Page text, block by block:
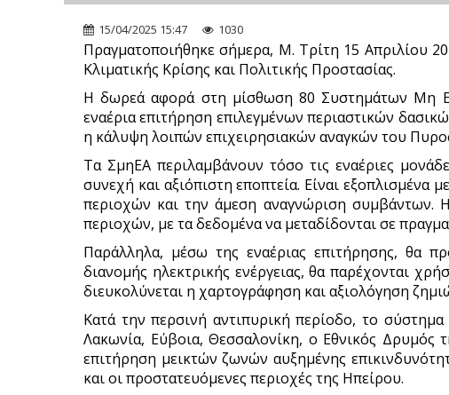
15/04/2025 15:47 1030
Πραγματοποιήθηκε σήμερα, Μ. Τρίτη 15 Απριλίου
Κλιματικής Κρίσης και Πολιτικής Προστασίας.
Η δωρεά αφορά στη μίσθωση 80 Συστημάτων Μη
εναέρια επιτήρηση επιλεγμένων περιαστικών
η κάλυψη λοιπών επιχειρησιακών αναγκών του
Τα ΣμηΕΑ περιλαμβάνουν τόσο τις εναέριες
συνεχή και αξιόπιστη εποπτεία. Είναι
περιοχών και την άμεση αναγνώριση συμβάντων.
περιοχών, με τα δεδομένα να μεταδίδονται σε
Παράλληλα, μέσω της εναέριας επιτήρησης, θα
διανομής ηλεκτρικής ενέργειας, θα παρέχονται
διευκολύνεται η χαρτογράφηση και αξιολόγηση
Κατά την περσινή αντιπυρική περίοδο, το
Λακωνία, Εύβοια, Θεσσαλονίκη, ο Εθνικός Δρυμός
επιτήρηση μεικτών ζωνών αυξημένης
και οι προστατευόμενες περιοχές της Ηπείρου.